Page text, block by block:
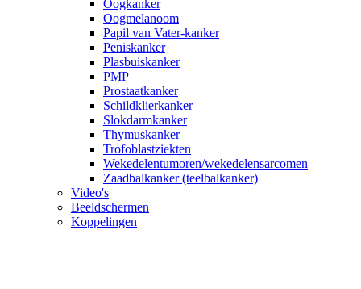
Oogkanker
Oogmelanoom
Papil van Vater-kanker
Peniskanker
Plasbuiskanker
PMP
Prostaatkanker
Schildklierkanker
Slokdarmkanker
Thymuskanker
Trofoblastziekten
Wekedelentumoren/wekedelensarcomen
Zaadbalkanker (teelbalkanker)
Video's
Beeldschermen
Koppelingen